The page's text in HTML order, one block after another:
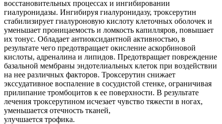
восстановительных процессах и ингибировании
гиалуронидазы. Ингибируя гиалуронидазу, троксерутин
стабилизирует гиалуроновую кислоту клеточных оболочек и
уменьшает проницаемость и ломкость капилляров, повышает
их тонус. Обладает антиоксидантной активностью, в
результате чего предотвращает окисление аскорбиновой
кислоты, адреналина и липидов. Предотвращает повреждение
базальной мембраны эндотелиальных клеток при воздействии
на нее различных факторов. Троксерутин снижает
экссудативное воспаление в сосудистой стенке, ограничивая
прилипание тромбоцитов к ее поверхности. В результате
лечения троксерутином исчезает чувство тяжести в ногах,
уменьшается отечность тканей,
улучшается трофика.